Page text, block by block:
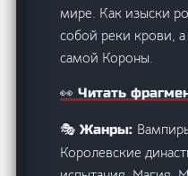
мире. Как изыски
собой реки крови,
самой Короны.
👀 Читать
🎭 Жанры:
Королевские